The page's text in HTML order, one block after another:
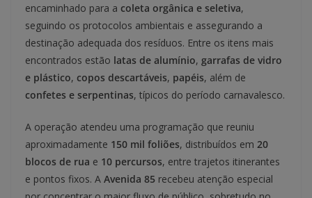
encaminhado para a coleta orgânica e seletiva,
seguindo os protocolos ambientais e assegurando a
destinação adequada dos resíduos. Entre os itens mais
encontrados estão latas de alumínio, garrafas de vidro
e plástico, copos descartáveis, papéis, além de
confetes e serpentinas, típicos do período carnavalesco.
A operação atendeu uma programação que reuniu
aproximadamente 150 mil foliões, distribuídos em 20
blocos de rua e 10 percursos, entre trajetos itinerantes
e pontos fixos. A Avenida 85 recebeu atenção especial